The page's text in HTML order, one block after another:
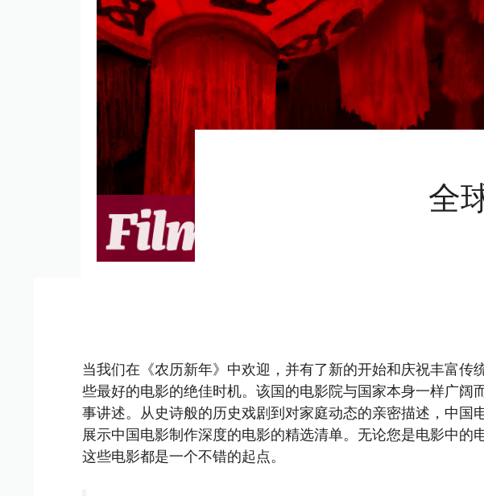
全
当我们在《农历新年》中欢迎，并有了新的开始和庆祝丰富传
些最好的电影的绝佳时机。该国的电影院与国家本身一样广阔
事讲述。从史诗般的历史戏剧到对家庭动态的亲密描述，中国
展示中国电影制作深度的电影的精选清单。无论您是电影中的
这些电影都是一个不错的起点。